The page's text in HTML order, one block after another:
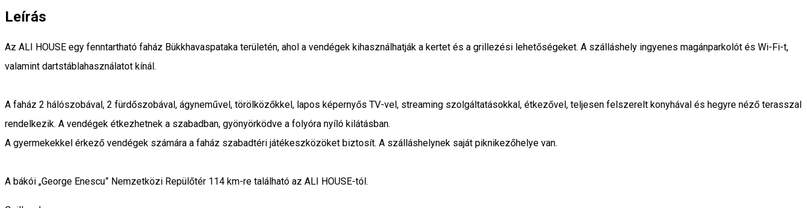
Leírás
Az ALI HOUSE egy fenntartható faház Bükkhavaspataka területén, ahol a vendégek kihasználhatják a kertet és a grillezési lehetőségeket. A szálláshely ingyenes magánparkolót és Wi-Fi-t,
valamint dartstáblahasználatot kínál.
A faház 2 hálószobával, 2 fürdőszobával, ágyneművel, törölközőkkel, lapos képernyős TV-vel, streaming szolgáltatásokkal, étkezővel, teljesen felszerelt konyhával és hegyre néző terasszal
rendelkezik. A vendégek étkezhetnek a szabadban, gyönyörködve a folyóra nyíló kilátásban.
A gyermekekkel érkező vendégek számára a faház szabadtéri játékeszközöket biztosít. A szálláshelynek saját piknikezőhelye van.
A bákói „George Enescu” Nemzetközi Repülőtér 114 km-re található az ALI HOUSE-tól.